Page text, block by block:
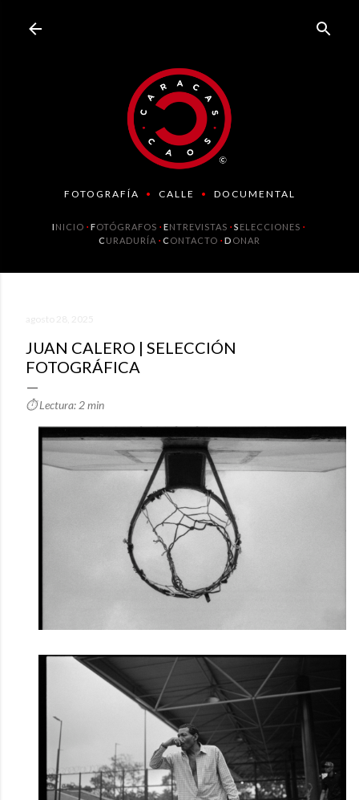
FOTOGRAFÍA • CALLE • DOCUMENTAL
I NICIO ⋅ FOTÓGRAFOS ⋅ ENTREVISTAS ⋅ S ELECCIONES ⋅
C URADURÍA ⋅ C ONTACTO ⋅ D ONAR
JUAN CALERO | SELECCIÓN
FOTOGRÁFICA
⏱️ Lectura: 2 min